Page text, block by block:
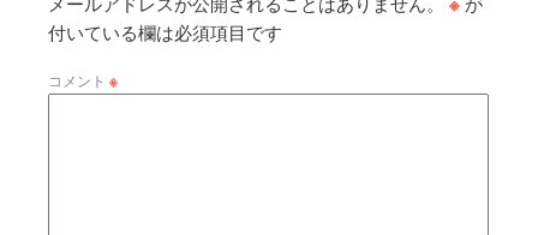
付いている欄は必須項目です
コメント ※